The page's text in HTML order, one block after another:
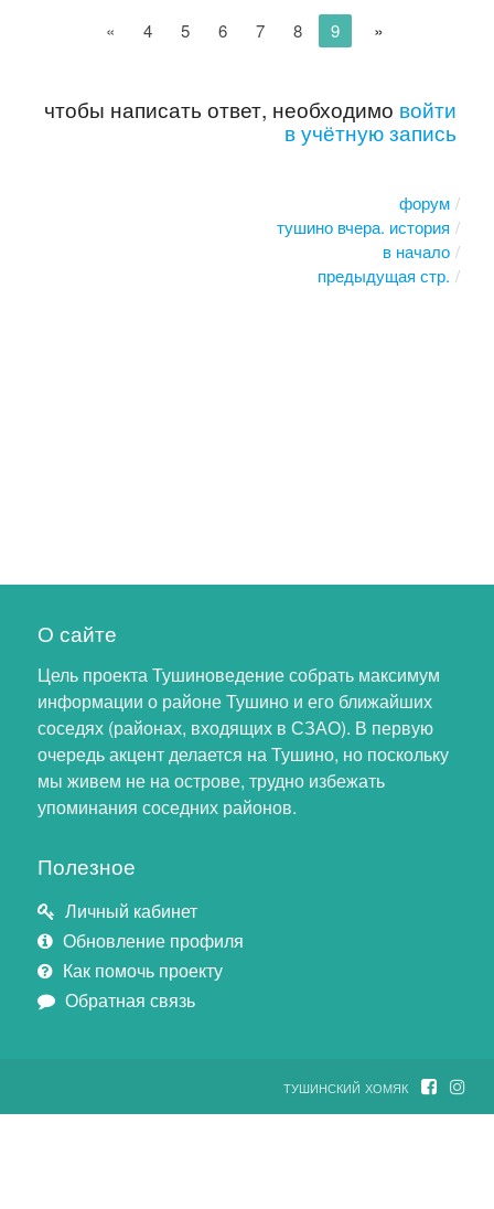
« 4 5 6 7 8 9 »
чтобы написать ответ, необходимо войти
в учётную запись
форум
тушино вчера. история
в начало
предыдущая стр.
О сайте
Цель проекта Тушиноведение собрать максимум
информации о районе Тушино и его ближайших
соседях (районах, входящих в СЗАО). В первую
очередь акцент делается на Тушино, но поскольку
мы живем не на острове, трудно избежать
упоминания соседних районов.
Полезное
Личный кабинет
Обновление профиля
Как помочь проекту
Обратная связь
тушинский хомяк